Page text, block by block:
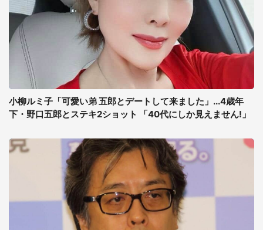
小柳ルミ子「可愛い弟 五郎とデートして来ました」...4歳年
下・野口五郎とステキ2ショット 「40代にしか見えません!」